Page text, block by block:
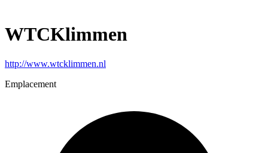
WTCKlimmen
http://www.wtcklimmen.nl
Emplacement